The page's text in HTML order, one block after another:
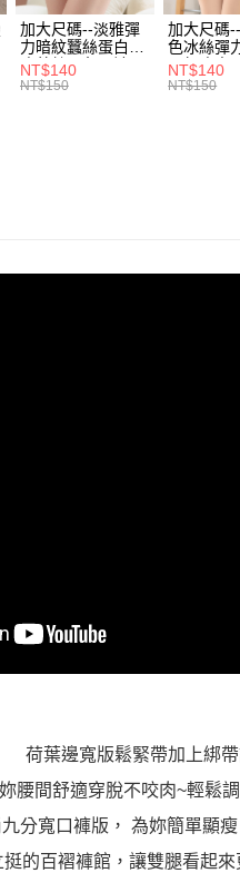
【注意事
１．透過
交易，需
求債權轉
２．關於
宅配
每筆
加大尺碼--淡雅彈
力暗紋蠶絲蛋白無
痕蕾絲三角內褲
(白.粉.藍.黃XL-
NT$140
NT$150
加大尺碼
色冰絲彈
臀無痕中
褲(黑.紅.
NT$140
NT$150
荷葉邊寬版鬆緊帶加上綁
腰間舒適穿脫不咬肉~輕鬆
九分寬口褲版， 為妳簡單顯瘦
挺的百褶褲館，讓雙腿看起來